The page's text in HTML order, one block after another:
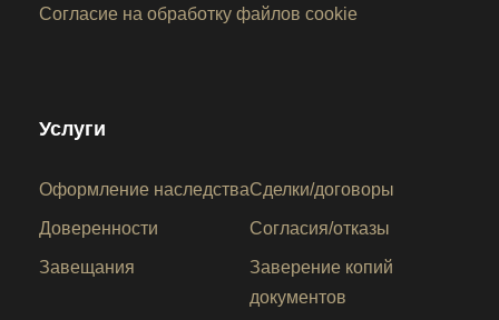
Согласие на обработку файлов cookie
Услуги
Оформление наследстваСделки/договоры
Доверенности Согласия/отказы
Завещания
Заверение копий
документов